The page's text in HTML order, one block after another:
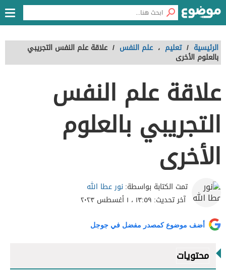
الرئيسية / تعليم ، علم النفس / علاقة علم النفس التجريبي
بالعلوم الأخرى
علاقة علم النفس
التجريبي بالعلوم
الأخرى
تمت الكتابة بواسطة: نور عطا الله
آخر تحديث: ١٣:٥٩ ، ١ أغسطس ٢٠٢٣
أضف موضوع كمصدر مفضل في جوجل
محتويات